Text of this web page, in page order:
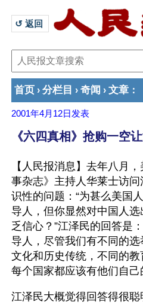
↺ 返回
首页 › 分栏目 › 奇闻 › 文章 ：
2001年4月12日 发表
《六四真相》抢购一空
【人民报消息】去年八月
事杂志》主持人华莱士访
识性的问题：“为甚么美国
导人，但你显然对中国人
乏信心？”江泽民的回答是
导人，尽管我们有不同的
文化和历史传统，不同的
每个国家都应该有他们自己
江泽民大概觉得回答得很聪